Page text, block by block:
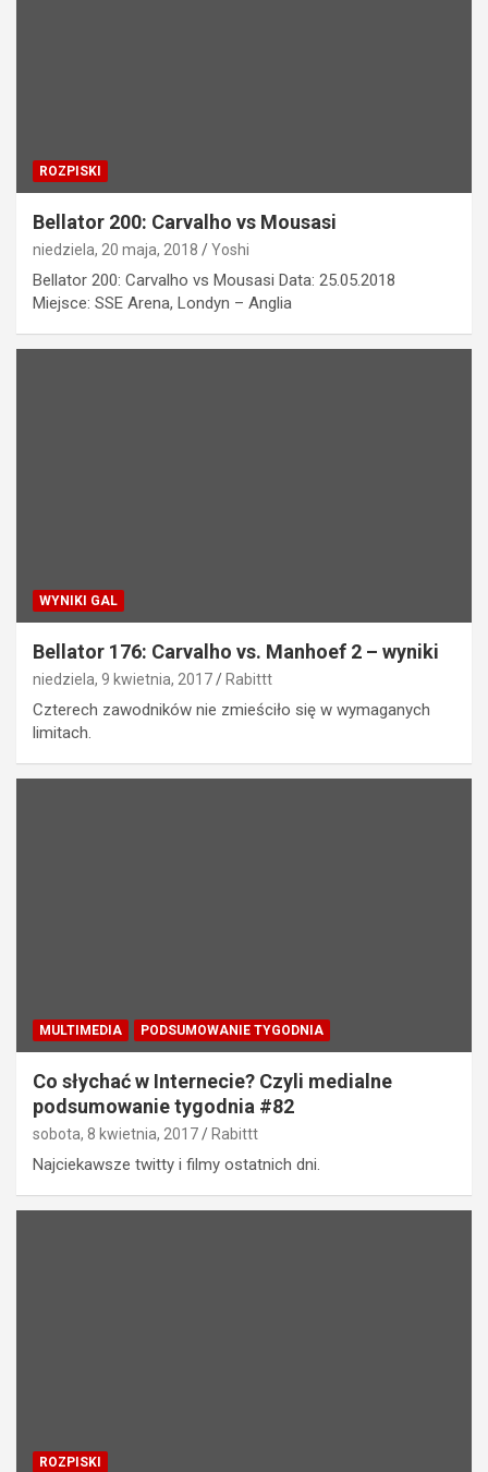
ROZPISKI
Bellator 200: Carvalho vs Mousasi
niedziela, 20 maja, 2018 Yoshi
Bellator 200: Carvalho vs Mousasi Data: 25.05.2018
Miejsce: SSE Arena, Londyn – Anglia
WYNIKI GAL
Bellator 176: Carvalho vs. Manhoef 2 – wyniki
niedziela, 9 kwietnia, 2017 Rabittt
Czterech zawodników nie zmieściło się w wymaganych
limitach.
MULTIMEDIA PODSUMOWANIE TYGODNIA
Co słychać w Internecie? Czyli medialne
podsumowanie tygodnia #82
sobota, 8 kwietnia, 2017 Rabittt
Najciekawsze twitty i filmy ostatnich dni.
ROZPISKI